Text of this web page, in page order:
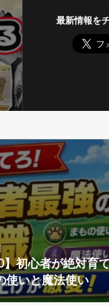
最新情報を
】初心者が絶対育
使いと魔法使い